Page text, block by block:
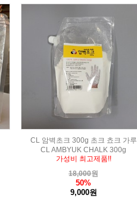
CL 암벽초크 300g 초크 쵸크 가루
CL AMBYUK CHALK 300g
가성비 최고제품!!
18,000원
50%
9,000원